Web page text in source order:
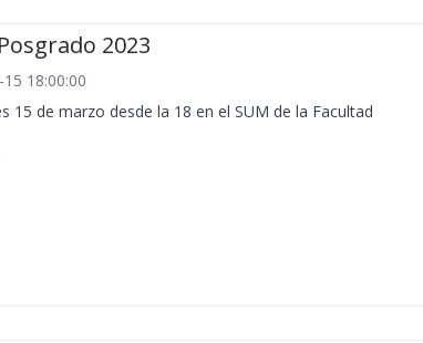
2023
18:00:00
15 de marzo desde la 18 en el SUM de la Facultad